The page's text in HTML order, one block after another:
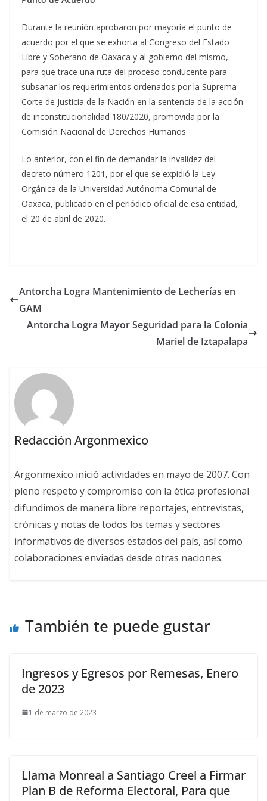
Durante la reunión aprobaron por mayoría el punto de
acuerdo por el que se exhorta al Congreso del Estado
Libre y Soberano de Oaxaca y al gobierno del mismo,
para que trace una ruta del proceso conducente para
subsanar los requerimientos ordenados por la Suprema
Corte de Justicia de la Nación en la sentencia de la acción
de inconstitucionalidad 180/2020, promovida por la
Comisión Nacional de Derechos Humanos
Lo anterior, con el fin de demandar la invalidez del
decreto número 1201, por el que se expidió la Ley
Orgánica de la Universidad Autónoma Comunal de
Oaxaca, publicado en el periódico oficial de esa entidad,
el 20 de abril de 2020.
Antorcha Logra Mantenimiento de Lecherías en
GAM
Antorcha Logra Mayor Seguridad para la Colonia
Mariel de Iztapalapa
Redacción Argonmexico
Argonmexico inició actividades en mayo de 2007. Con
pleno respeto y compromiso con la ética profesional
difundimos de manera libre reportajes, entrevistas,
crónicas y notas de todos los temas y sectores
informativos de diversos estados del país, así como
colaboraciones enviadas desde otras naciones.
También te puede gustar
Ingresos y Egresos por Remesas, Enero
de 2023
1 de marzo de 2023
Llama Monreal a Santiago Creel a Firmar
Plan B de Reforma Electoral, Para que